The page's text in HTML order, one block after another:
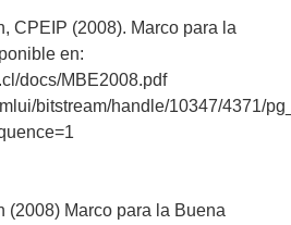
CPEIP (2008). Marco para la
en:
docs/MBE2008.pdf
bitstream/handle/10347/4371/
(2008) Marco para la Buena